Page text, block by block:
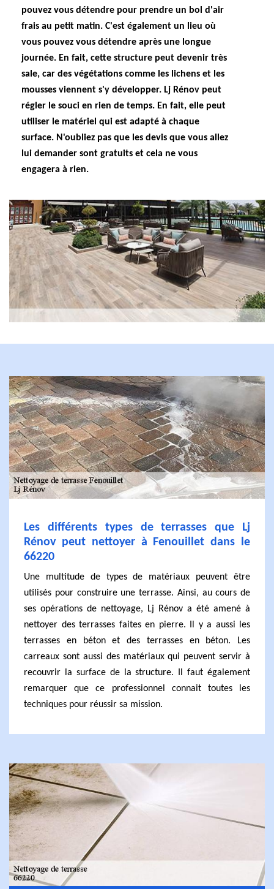
pouvez vous détendre pour prendre un bol d'air
frais au petit matin. C'est également un lieu où
vous pouvez vous détendre après une longue
journée. En fait, cette structure peut devenir très
sale, car des végétations comme les lichens et les
mousses viennent s'y développer. Lj Rénov peut
régler le souci en rien de temps. En fait, elle peut
utiliser le matériel qui est adapté à chaque
surface. N'oubliez pas que les devis que vous allez
lui demander sont gratuits et cela ne vous
engagera à rien.
Les différents types de terrasses que Lj
Rénov peut nettoyer à Fenouillet dans le
66220
Une multitude de types de matériaux peuvent être
utilisés pour construire une terrasse. Ainsi, au cours de
ses opérations de nettoyage, Lj Rénov a été amené à
nettoyer des terrasses faites en pierre. Il y a aussi les
terrasses en béton et des terrasses en béton. Les
carreaux sont aussi des matériaux qui peuvent servir à
recouvrir la surface de la structure. Il faut également
remarquer que ce professionnel connait toutes les
techniques pour réussir sa mission.